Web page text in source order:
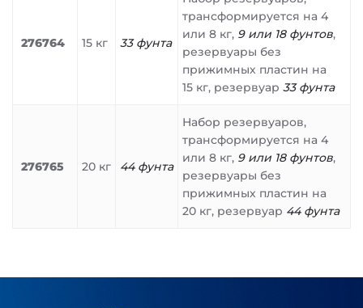
276764 15 кг 33 фунта
трансформируется на 4
или 8 кг, 9 или 18 фунтов,
резервуары без
прижимных пластин на
15 кг, резервуар 33 фунта
276765 20 кг 44 фунта
Набор резервуаров,
трансформируется на 4
или 8 кг, 9 или 18 фунтов,
резервуары без
прижимных пластин на
20 кг, резервуар 44 фунта